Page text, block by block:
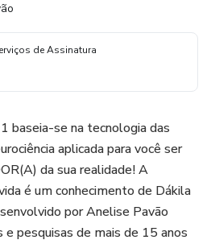
de Assinatura
baseia-se na tecnologia das
aplicada para você ser
da sua realidade! A
é um conhecimento de Dákila
por Anelise Pavão
pesquisas de mais de 15 anos